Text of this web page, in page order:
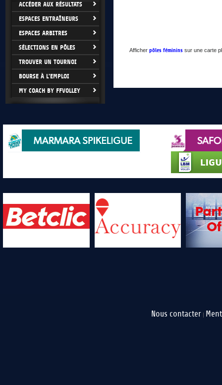
ACCÉDER AUX RÉSULTATS
ESPACES ENTRAÎNEURS
ESPACES ARBITRES
SÉLECTIONS EN PÔLES
TROUVER UN TOURNOI
BOURSE À L'EMPLOI
MY COACH BY FFVOLLEY
Afficher pôles féminins sur une carte
Nous contacter |